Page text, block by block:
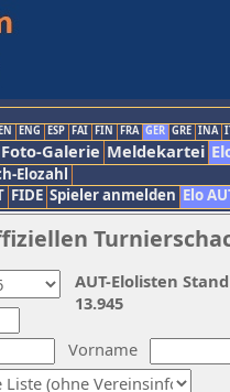
ENG ESP FAI FIN FRA GER GRE INA
Foto-Galerie Meldekartei
Elozahl
FIDE Spieler anmelden Elo
Vorname
AUT-Elolisten
13.945